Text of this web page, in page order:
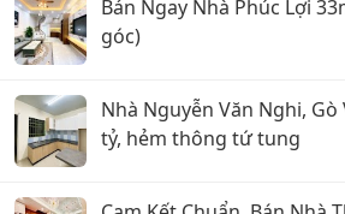
Bán Ngay Nhà Phúc Lợi
góc)
Nhà Nguyễn Văn Nghi,
tỷ, hẻm thông tứ tung